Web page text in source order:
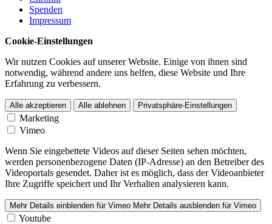
Spenden
Impressum
Cookie-Einstel­lungen
Wir nutzen Cookies auf unserer Website. Einige von ihnen sind
notwendig, während andere uns helfen, diese Website und Ihre
Erfahrung zu verbessern.
Alle akzeptieren Alle ablehnen Privatsphäre-Einstellungen
Marketing
Vimeo
Wenn Sie eingebettete Videos auf dieser Seiten sehen möchten,
werden personen­be­zogene Daten (IP-Adresse) an den Betreiber des
Videoportals gesendet. Daher ist es möglich, dass der Videoan­bieter
Ihre Zugriffe speichert und Ihr Verhalten analysieren kann.
Mehr Details einblenden für Vimeo Mehr Details ausblenden für Vimeo
Youtube